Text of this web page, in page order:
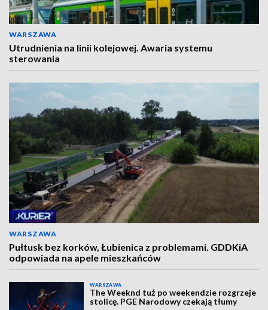
WARSZAWA
Utrudnienia na linii kolejowej. Awaria systemu
sterowania
WARSZAWA
Pułtusk bez korków, Łubienica z problemami. GDDKiA
odpowiada na apele mieszkańców
WARSZAWA
The Weeknd tuż po weekendzie rozgrzeje
stolicę. PGE Narodowy czekają tłumy